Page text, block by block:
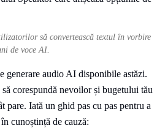
să convertească textul în vorbire
de voce AI.
generare audio AI disponibile astăzi.
corespundă nevoilor și bugetului tău
pare. Iată un ghid pas cu pas pentru a
cunoștință de cauză: